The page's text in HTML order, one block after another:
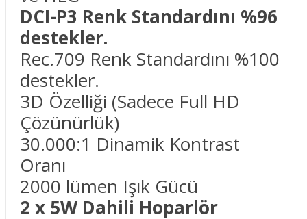
DCI-P3 Renk Standardını %96
destekler.
Rec.709 Renk Standardını %100
destekler.
3D Özelliği (Sadece Full HD
Çözünürlük)
30.000:1 Dinamik Kontrast
Oranı
2000 lümen Işık Gücü
2 x 5W Dahili Hoparlör